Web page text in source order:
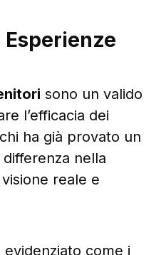
Esperienze
sono un valido
l’efficacia dei
ha già provato un
nella
reale e
evidenziato come i